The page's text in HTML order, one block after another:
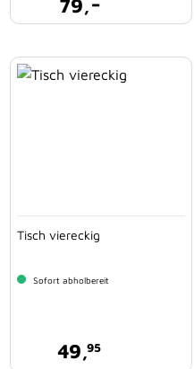
79,
Tisch viereckig
Sofort abholbereit
49,95